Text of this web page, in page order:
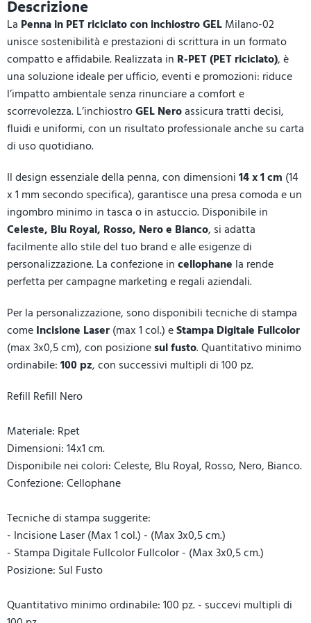
Descrizione
La Penna in PET riciclato con inchiostro GELMilano-02
unisce sostenibilità e prestazioni di scrittura in un formato
compatto e affidabile. Realizzata in R-PET (PET riciclato), è
una soluzione ideale per ufficio, eventi e promozioni: riduce
l’impatto ambientale senza rinunciare a comfort e
scorrevolezza. L’inchiostroGEL Neroassicura tratti decisi,
fluidi e uniformi, con un risultato professionale anche su carta
di uso quotidiano.
Il design essenziale della penna, con dimensioni14 x 1 cm (14
x 1 mm secondo specifica), garantisce una presa comoda e un
ingombro minimo in tasca o in astuccio. Disponibile in
Celeste, Blu Royal, Rosso, Nero e Bianco, si adatta
facilmente allo stile del tuo brand e alle esigenze di
personalizzazione. La confezione incellophane la rende
perfetta per campagne marketing e regali aziendali.
Per la personalizzazione, sono disponibili tecniche di stampa
comeIncisione Laser(max 1 col.) eStampa Digitale Fullcolor
(max 3x0,5 cm), con posizionesul fusto. Quantitativo minimo
ordinabile:100 pz, con successivi multipli di 100 pz.
Refill Refill Nero
Materiale: Rpet
Dimensioni: 14x1 cm.
Disponibile nei colori: Celeste, Blu Royal, Rosso, Nero, Bianco.
Confezione: Cellophane
Tecniche di stampa suggerite:
- Incisione Laser (Max 1 col.) - (Max 3x0,5 cm.)
- Stampa Digitale Fullcolor Fullcolor - (Max 3x0,5 cm.)
Posizione: Sul Fusto
Quantitativo minimo ordinabile: 100 pz. - succevi multipli di